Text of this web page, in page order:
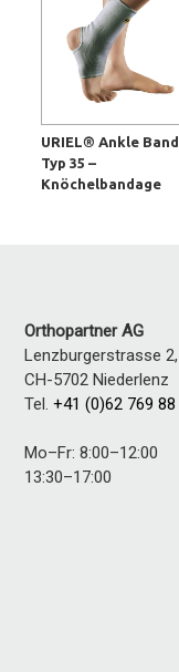
URIEL® Ankle
Typ 35 –
Knöchelbandage
Orthopartner AG
Lenzburgerstrasse
CH-5702 Niederlenz
Tel.+41 (0)62 769 88
Mo–Fr: 8:00–12:00
13:30–17:00